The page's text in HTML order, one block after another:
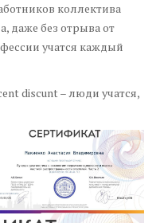
коллектива
даже без отрыва от
учатся каждый
discunt – люди учатся,